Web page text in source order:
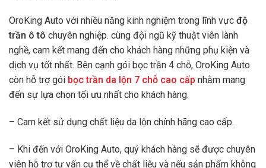
OroKing Auto với nhiều năng kinh nghiệm trong lĩnh vực độ
trần ô tô chuyên nghiệp. cùng đội ngũ kỹ thuật viên lành
nghề, cam kết mang đến cho khách hàng những phụ kiện và
dịch vụ tốt nhất. Bên cạnh gói bọc trần 4 chỗ, OroKing Auto
còn hỗ trợ gói bọc trần da lộn 7 chỗ cao cấp nhằm mang
đến sự lựa chọn tối ưu nhất cho khách hàng.
– Cam kết sử dụng chất liệu da lộn chính hãng cao cấp.
– Khi đến với OroKing Auto, quý khách hàng sẽ được chuyên
viên hỗ trợ tư vấn cụ thể về chất liệu và nếu sản phẩm không